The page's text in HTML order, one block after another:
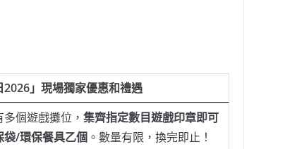
2026」現場獨家優惠和禮遇
個遊戲攤位， 集齊指定數目遊戲印章即可
袋/環保餐具乙個 。數量有限，換完即止！